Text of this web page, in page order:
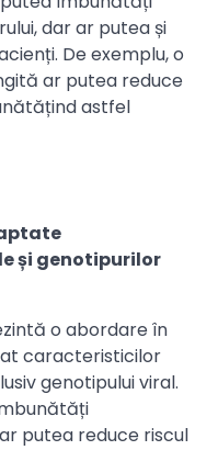
dar ar putea și
De exemplu, o
ar putea reduce
astfel
și genotipurilor
o abordare în
caracteristicilor
genotipului viral.
putea reduce riscul